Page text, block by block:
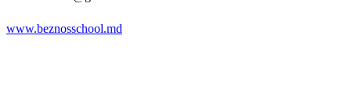
www.beznosschool.md